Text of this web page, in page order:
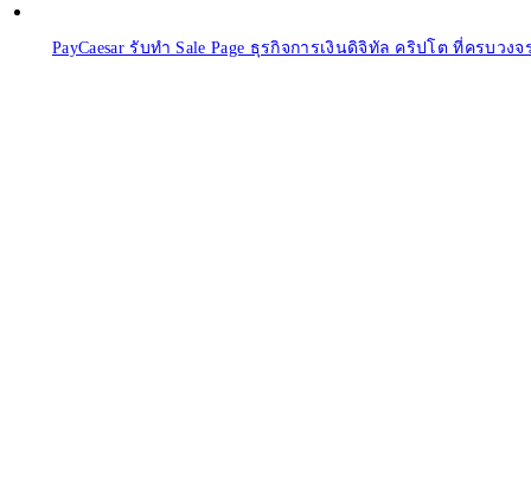
PayCaesar รับทำ Sale Page ธุรกิจการเงินดิจิทัล คริปโต ที่ครบวงจ